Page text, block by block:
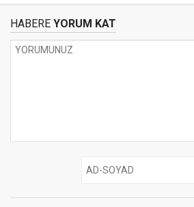
HABERE YORUM KAT